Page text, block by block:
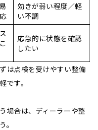
効きが弱い程度／軽
い不調
応急的に状態を確認
したい
は点検を受けやすい整備
です。
場合は、ディーラーや整
。